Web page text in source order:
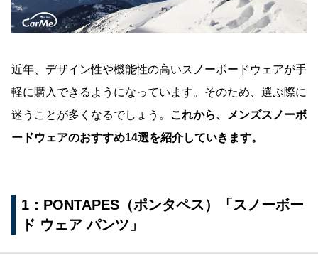
近年、デザイン性や機能性の高いスノーボードウェアが手
軽に購入できるようになっています。そのため、選ぶ際に
迷うことが多くなるでしょう。 これから、メンズスノーボ
ードウェアのおすすめ14選を紹介していきます。
1：PONTAPES（ポンタペス）「スノーボー
ド ウェア パンツ」